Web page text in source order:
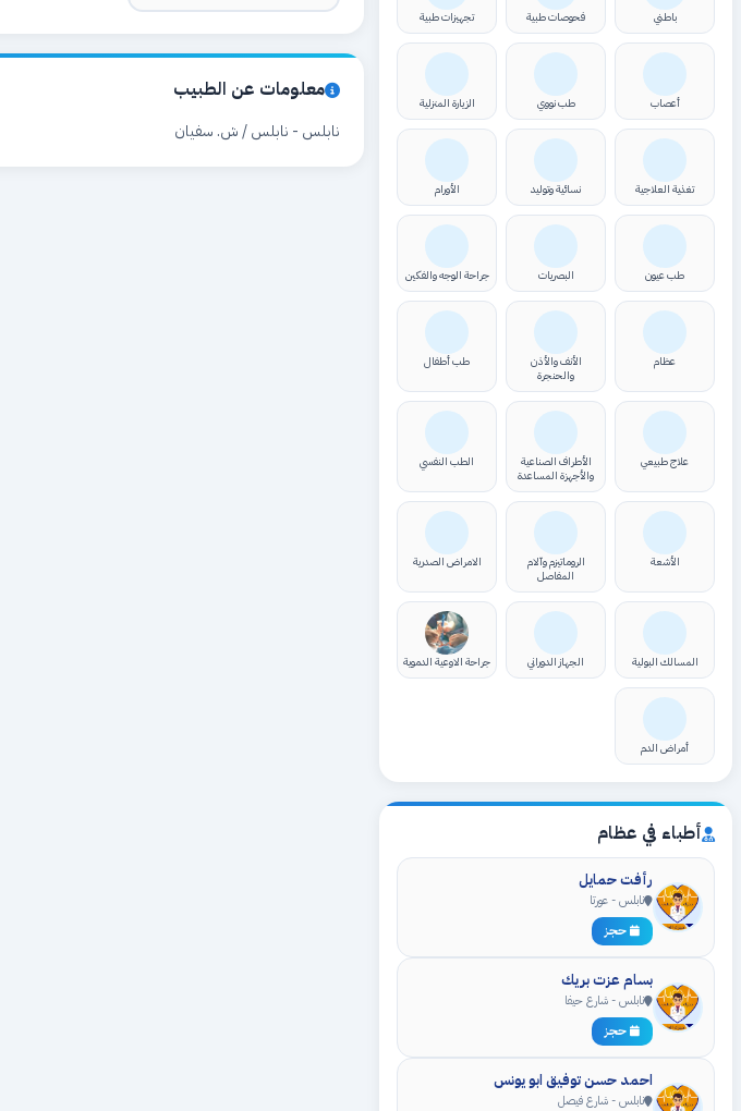
باطني فحوصات طبية تجهيزات طبية
أعصاب طب نووي الزيارة المنزلية
تغذية العلاجية نسائية وتوليد الأورام
طب عيون البصريات جراحة الوجه والفكين
عظام
الأنف والأذن
والحنجرة
طب أطفال
علاج طبيعي
الأطراف الصناعية
والأجهزة المساعدة
الطب النفسي
الأشعة
الروماتيزم وآلام
المفاصل
الامراض الصدرية
المسالك البولية الجهاز الدوراني جراحة الاوعية الدموية
أمراض الدم
أطباء في عظام
رأفت حمايل
نابلس - عورتا
حجز
بسام عزت بريك
نابلس - شارع حيفا
حجز
احمد حسن توفيق ابو يونس
نابلس - شارع فيصل
معلومات عن الطبيب
نابلس - نابلس / ش. سفيان